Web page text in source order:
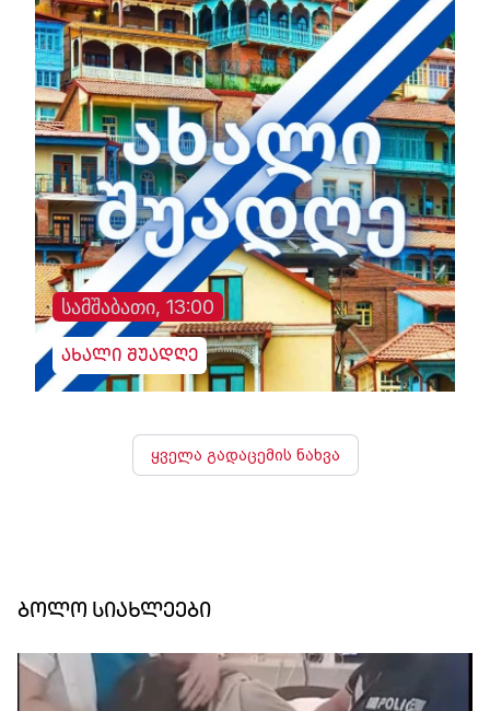
სამშაბათი, 13:00
ახალი შუადღე
ყველა გადაცემის ნახვა
ბოლო სიახლეები